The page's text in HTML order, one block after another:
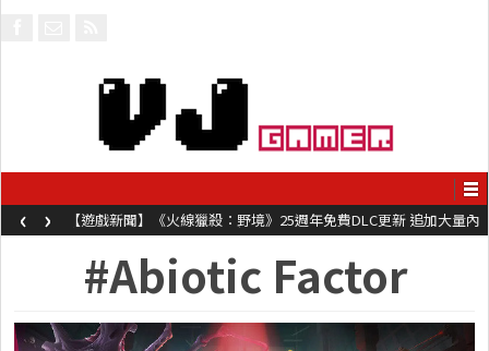
【遊戲新聞】《火線獵殺：野境》25週年免費DLC更新 追加大量內
容同時系舊作限時超平價折扣
‹ ›
#Abiotic Factor